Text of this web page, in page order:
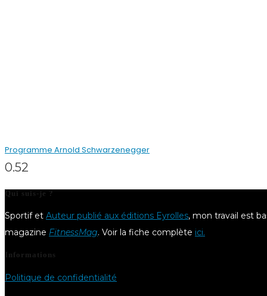
Programme Arnold Schwarzenegger
Qui suis-je ?
Sportif et Auteur publié aux éditions Eyrolles, mon travail est
magazine FitnessMag. Voir la fiche complète ici.
Informations
Politique de confidentialité